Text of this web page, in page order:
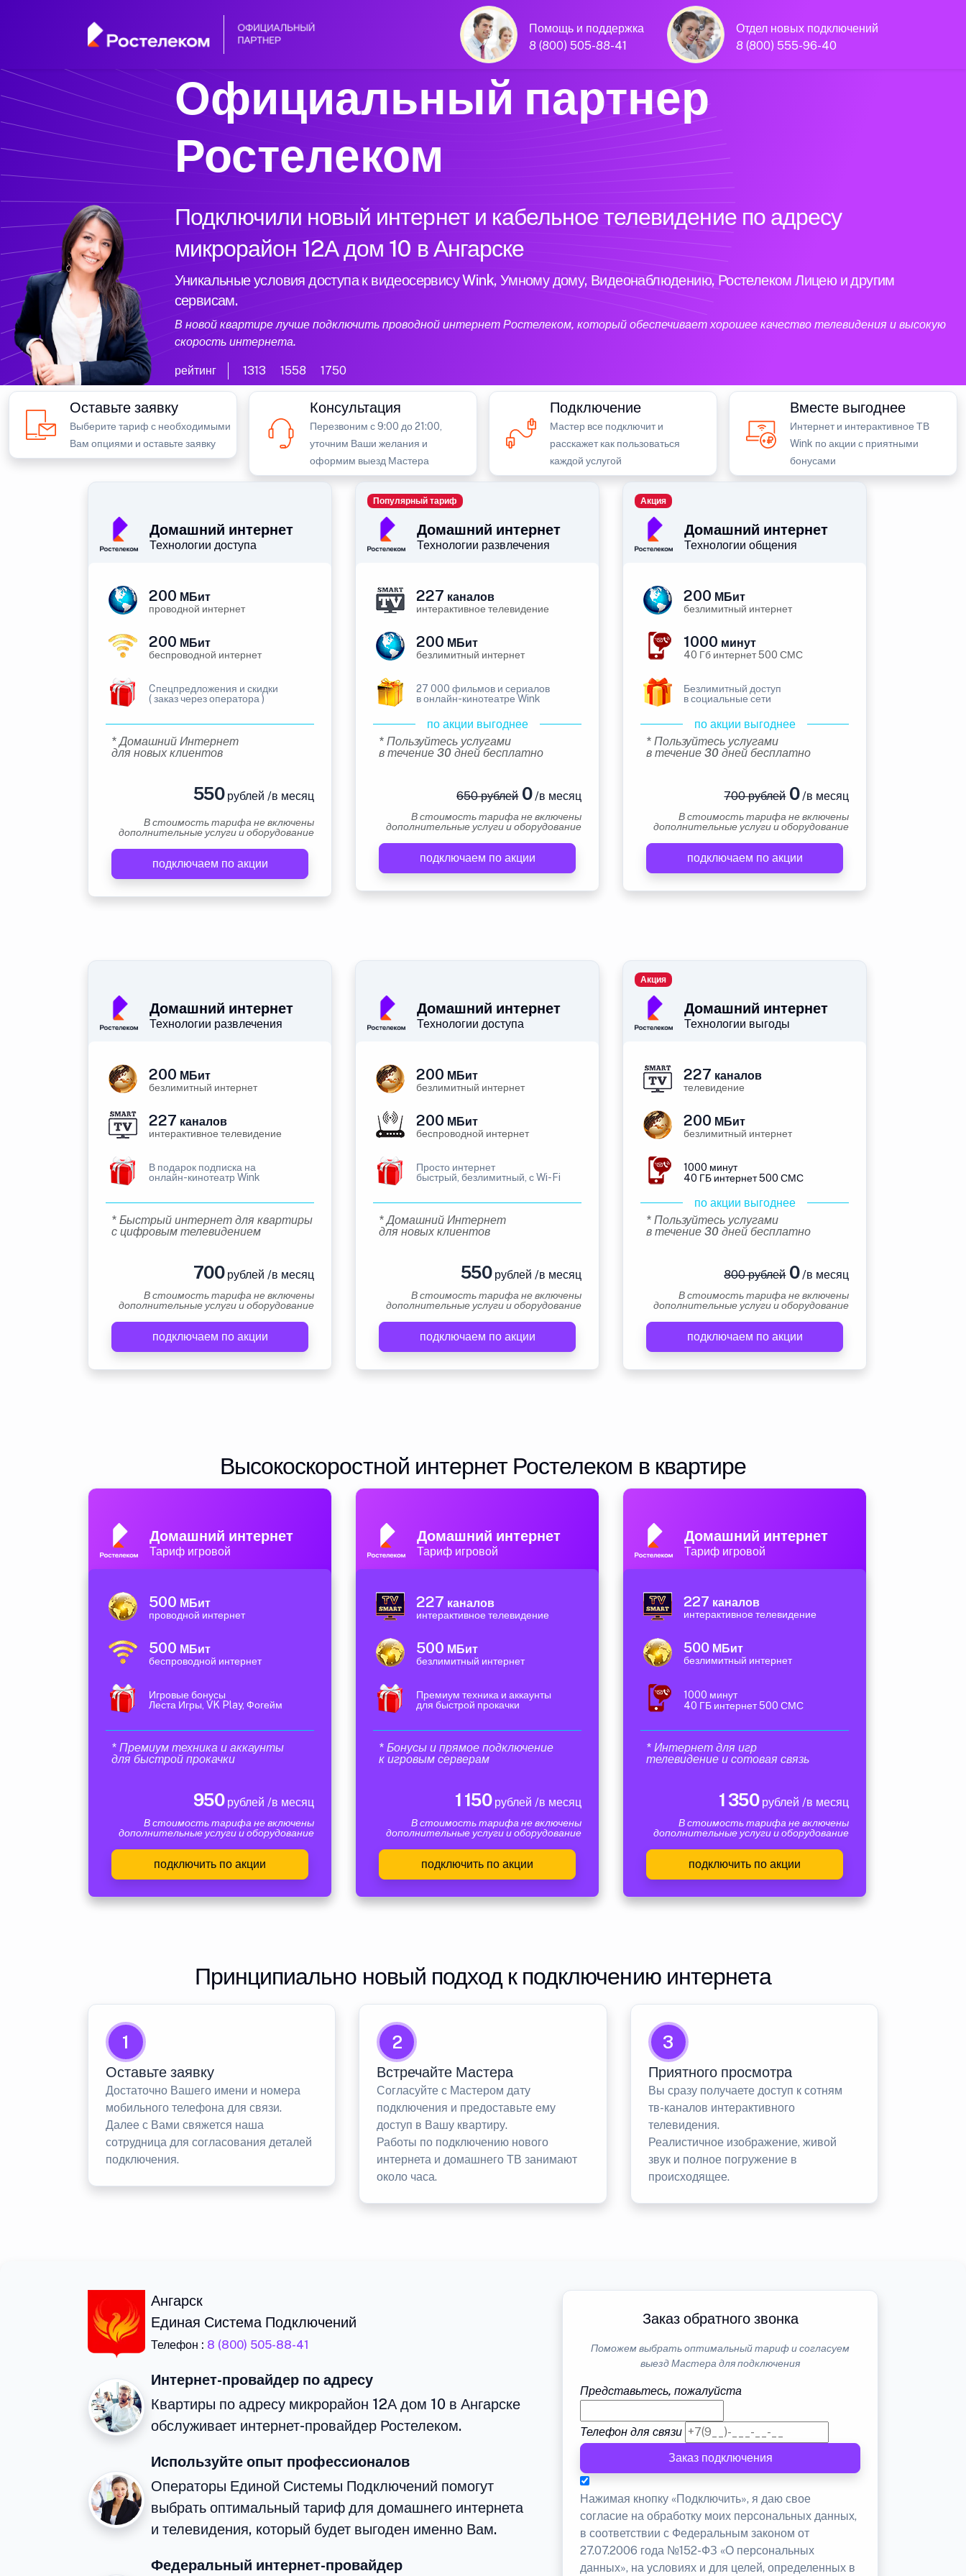
Помощь и поддержка
8 (800) 505-88-41
Отдел новых подключений
8 (800) 555-96-40
Официальный партнер
Ростелеком
Подключили новый интернет и кабельное телевидение по адресу
микрорайон 12А дом 10 в Ангарске
Уникальные условия доступа к видеосервису Wink, Умному дому, Видеонаблюдению, Ростелеком Лицею и другим
сервисам.
В новой квартире лучше подключить проводной интернет Ростелеком, который обеспечивает хорошее качество телевидения и высокую
скорость интернета.
рейтинг 1313 1558 1750
Оставьте заявку
Выберите тариф с необходимыми
Вам опциями и оставьте заявку
Консультация
Перезвоним с 9:00 до 21:00,
уточним Ваши желания и
оформим выезд Мастера
Подключение
Мастер все подключит и
расскажет как пользоваться
каждой услугой
Вместе выгоднее
Интернет и интерактивное ТВ
Wink по акции с приятными
бонусами
Домашний интернет
Технологии доступа
200 МБит
проводной интернет
200 МБит
беспроводной интернет
Cпецпредложения и скидки
( заказ через оператора )
* Домашний Интернет
для новых клиентов
550рублей /в месяц
В стоимость тарифа не включены
дополнительные услуги и оборудование
подключаем по акции
Домашний интернет
Технологии развлечения
Популярный тариф
227 каналов
интерактивное телевидение
200 МБит
безлимитный интернет
27 000 фильмов и сериалов
в онлайн-кинотеатре Wink
по акции выгоднее
* Пользуйтесь услугами
в течение 30 дней бесплатно
650 рублей0/в месяц
В стоимость тарифа не включены
дополнительные услуги и оборудование
подключаем по акции
Домашний интернет
Технологии общения
Акция
200 МБит
безлимитный интернет
1000 минут
40 Гб интернет 500 СМС
Безлимитный доступ
в социальные сети
по акции выгоднее
* Пользуйтесь услугами
в течение 30 дней бесплатно
700 рублей0/в месяц
В стоимость тарифа не включены
дополнительные услуги и оборудование
подключаем по акции
Домашний интернет
Технологии развлечения
200 МБит
безлимитный интернет
227 каналов
интерактивное телевидение
В подарок подписка на
онлайн-кинотеатр Wink
* Быстрый интернет для квартиры
с цифровым телевидением
700рублей /в месяц
В стоимость тарифа не включены
дополнительные услуги и оборудование
подключаем по акции
Домашний интернет
Технологии доступа
200 МБит
безлимитный интернет
200 МБит
беспроводной интернет
Просто интернет
быстрый, безлимитный, с Wi-Fi
* Домашний Интернет
для новых клиентов
550рублей /в месяц
В стоимость тарифа не включены
дополнительные услуги и оборудование
подключаем по акции
Домашний интернет
Технологии выгоды
Акция
227 каналов
телевидение
200 МБит
безлимитный интернет
1000 минут
40 ГБ интернет 500 СМС
по акции выгоднее
* Пользуйтесь услугами
в течение 30 дней бесплатно
800 рублей0/в месяц
В стоимость тарифа не включены
дополнительные услуги и оборудование
подключаем по акции
Высокоскоростной интернет Ростелеком в квартире
Домашний интернет
Тариф игровой
500 МБит
проводной интернет
500 МБит
беспроводной интернет
Игровые бонусы
Леста Игры, VK Play, Фогейм
* Премиум техника и аккаунты
для быстрой прокачки
950рублей /в месяц
В стоимость тарифа не включены
дополнительные услуги и оборудование
подключить по акции
Домашний интернет
Тариф игровой
227 каналов
интерактивное телевидение
500 МБит
безлимитный интернет
Премиум техника и аккаунты
для быстрой прокачки
* Бонусы и прямое подключение
к игровым серверам
1 150рублей /в месяц
В стоимость тарифа не включены
дополнительные услуги и оборудование
подключить по акции
Домашний интернет
Тариф игровой
227 каналов
интерактивное телевидение
500 МБит
безлимитный интернет
1000 минут
40 ГБ интернет 500 СМС
* Интернет для игр
телевидение и сотовая связь
1 350рублей /в месяц
В стоимость тарифа не включены
дополнительные услуги и оборудование
подключить по акции
Принципиально новый подход к подключению интернета
1
Оставьте заявку
Достаточно Вашего имени и номера
мобильного телефона для связи.
Далее с Вами свяжется наша
сотрудница для согласования деталей
подключения.
2
Встречайте Мастера
Согласуйте с Мастером дату
подключения и предоставьте ему
доступ в Вашу квартиру.
Работы по подключению нового
интернета и домашнего ТВ занимают
около часа.
3
Приятного просмотра
Вы сразу получаете доступ к сотням
тв-каналов интерактивного
телевидения.
Реалистичное изображение, живой
звук и полное погружение в
происходящее.
Ангарск
Единая Система Подключений
Телефон : 8 (800) 505-88-41
Интернет-провайдер по адресу
Квартиры по адресу микрорайон 12А дом 10 в Ангарске
обслуживает интернет-провайдер Ростелеком.
Используйте опыт профессионалов
Операторы Единой Системы Подключений помогут
выбрать оптимальный тариф для домашнего интернета
и телевидения, который будет выгоден именно Вам.
Федеральный интернет-провайдер
Заказ обратного звонка
Поможем выбрать оптимальный тариф и согласуем
выезд Мастера для подключения
Представьтесь, пожалуйста
Телефон для связи
Заказ подключения
Нажимая кнопку «Подключить», я даю свое
согласие на обработку моих персональных данных,
в соответствии с Федеральным законом от
27.07.2006 года №152-ФЗ «О персональных
данных», на условиях и для целей, определенных в